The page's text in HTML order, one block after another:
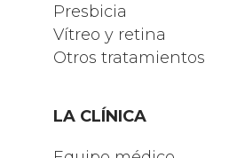
Presbicia
Vítreo y retina
Otros tratamientos
LA CLÍNICA